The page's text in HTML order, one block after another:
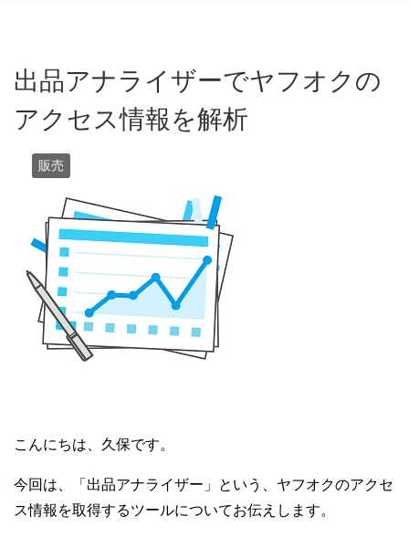
出品アナライザーでヤフオクの
アクセス情報を解析
販売
こんにちは、久保です。
今回は、「出品アナライザー」という、ヤフオクのアクセ
ス情報を取得するツールについてお伝えします。